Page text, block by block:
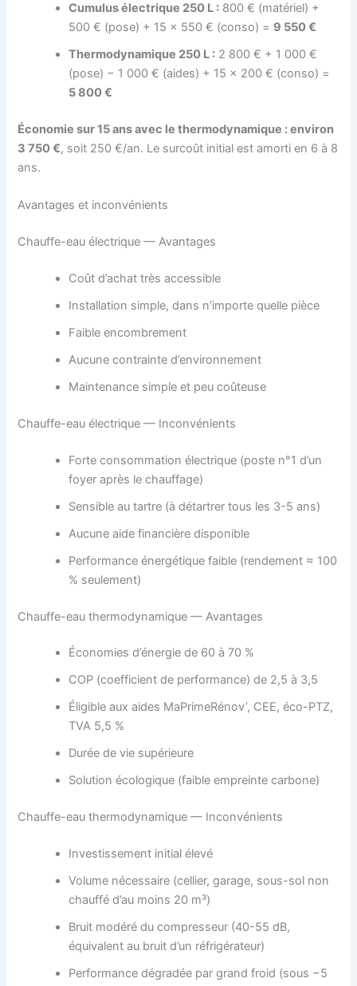
Cumulus électrique 250 L : 800 € (matériel) +
500 € (pose) + 15 × 550 € (conso) = 9 550 €
Thermodynamique 250 L : 2 800 € + 1 000 €
(pose) − 1 000 € (aides) + 15 × 200 € (conso) =
5 800 €
Économie sur 15 ans avec le thermodynamique : environ
3 750 €, soit 250 €/an. Le surcoût initial est amorti en 6 à 8
ans.
Avantages et inconvénients
Chauffe-eau électrique — Avantages
Coût d’achat très accessible
Installation simple, dans n’importe quelle pièce
Faible encombrement
Aucune contrainte d’environnement
Maintenance simple et peu coûteuse
Chauffe-eau électrique — Inconvénients
Forte consommation électrique (poste n°1 d’un
foyer après le chauffage)
Sensible au tartre (à détartrer tous les 3-5 ans)
Aucune aide financière disponible
Performance énergétique faible (rendement ≈ 100
% seulement)
Chauffe-eau thermodynamique — Avantages
Économies d’énergie de 60 à 70 %
COP (coefficient de performance) de 2,5 à 3,5
Éligible aux aides MaPrimeRénov’, CEE, éco-PTZ,
TVA 5,5 %
Durée de vie supérieure
Solution écologique (faible empreinte carbone)
Chauffe-eau thermodynamique — Inconvénients
Investissement initial élevé
Volume nécessaire (cellier, garage, sous-sol non
chauffé d’au moins 20 m³)
Bruit modéré du compresseur (40-55 dB,
équivalent au bruit d’un réfrigérateur)
Performance dégradée par grand froid (sous −5